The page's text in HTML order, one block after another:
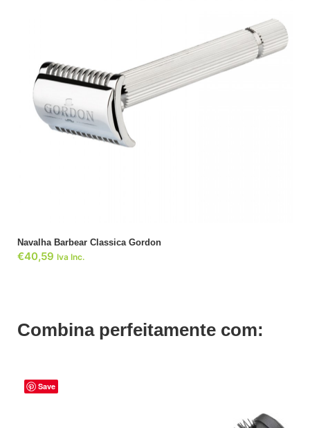
ADICIONAR
Navalha Barbear Classica Gordon
€40,59 Iva Inc.
Combina perfeitamente com:
Save